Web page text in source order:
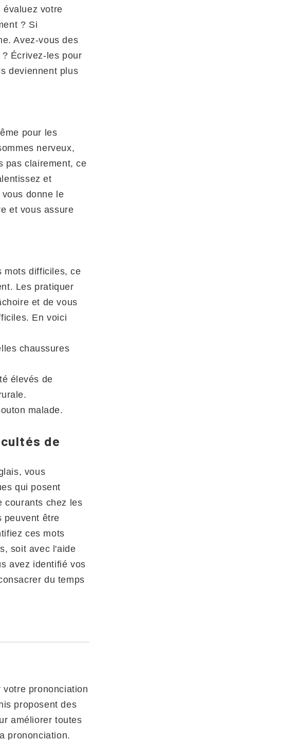
évaluez votre
? Si
Avez-vous des
Écrivez-les pour
deviennent plus
pour les
nerveux,
pas clairement, ce
et
donne le
et vous assure
mots difficiles, ce
Les pratiquer
et de vous
En voici
chaussures
élevés de
malade.
de
vous
qui posent
courants chez les
peuvent être
ces mots
soit avec l'aide
avez identifié vos
du temps
prononciation
proposent des
améliorer toutes
prononciation.